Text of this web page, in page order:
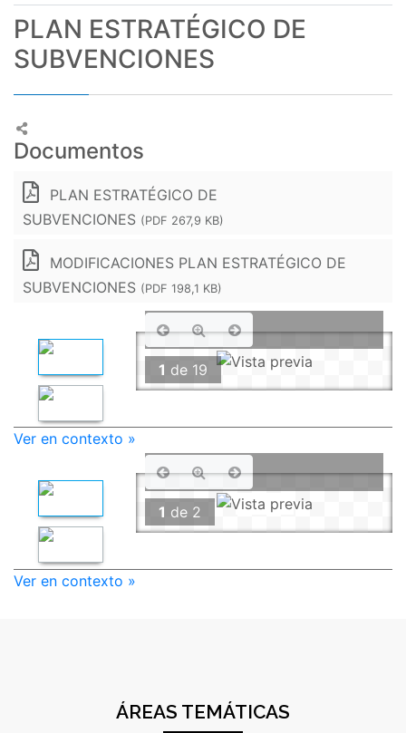
PLAN ESTRATÉGICO DE
SUBVENCIONES
Documentos
PLAN ESTRATÉGICO DE
SUBVENCIONES (PDF 267,9 KB)
MODIFICACIONES PLAN ESTRATÉGICO DE
SUBVENCIONES (PDF 198,1 KB)
1 de 19
Ver en contexto »
1 de 2
Ver en contexto »
ÁREAS TEMÁTICAS